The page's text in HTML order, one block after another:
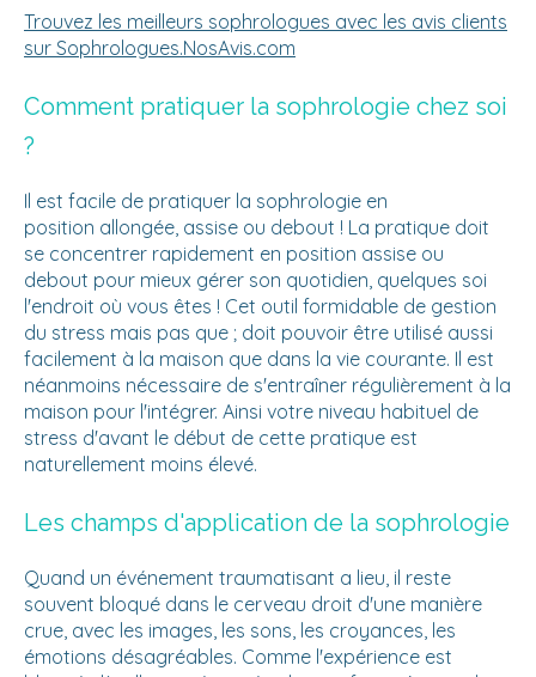
Trouvez les meilleurs sophrologues avec les avis clients
sur Sophrologues.NosAvis.com
Comment pratiquer la sophrologie chez soi
?
Il est facile de pratiquer la sophrologie en
position allongée, assise ou debout ! La pratique doit
se concentrer rapidement en position assise ou
debout pour mieux gérer son quotidien, quelques soi
l'endroit où vous êtes ! Cet outil formidable de gestion
du stress mais pas que ; doit pouvoir être utilisé aussi
facilement à la maison que dans la vie courante. Il est
néanmoins nécessaire de s'entraîner régulièrement à la
maison pour l'intégrer. Ainsi votre niveau habituel de
stress d'avant le début de cette pratique est
naturellement moins élevé.
Les champs d'application de la sophrologie
Quand un événement traumatisant a lieu, il reste
souvent bloqué dans le cerveau droit d'une manière
crue, avec les images, les sons, les croyances, les
émotions désagréables. Comme l'expérience est